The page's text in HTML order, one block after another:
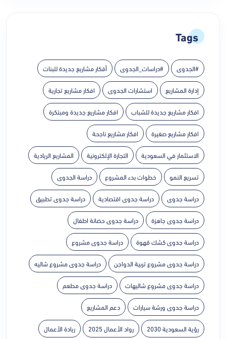
Tags
#الجدوى #دراسات_الجدوى أفكار مشاريع جديدة للبنات
إدارة المشاريع استشارات الجدوى افكار مشاريع تجارية
افكار مشاريع جديدة للشباب افكار مشاريع جديدة ومبتكرة
افكار مشاريع صغيرة افكار مشاريع ناجحة
الاستثمار في السعودية التجارة الإلكترونية المشاريع الريادية
تسريع النمو خطوات بدء المشروع دراسة الجدوى
دراسة جدوى دراسة جدوى اقتصادية دراسة جدوى تطبيق
دراسة جدوى جاهزة دراسة جدوى حضانة اطفال
دراسة جدوى كشك قهوة دراسة جدوى مشروع
دراسة جدوى مشروع تربية الدواجن دراسة جدوى مشروع شاليه
دراسة جدوى مشروع شاليهات دراسة جدوى مطعم
دراسة جدوى ورشة سيارات دعم المشاريع
رؤية السعودية 2030 رواد الأعمال 2025 ريادة الأعمال